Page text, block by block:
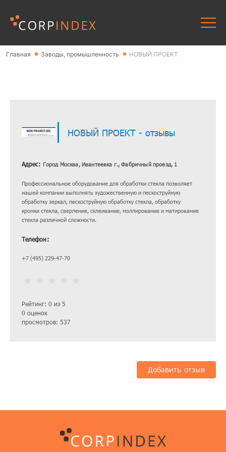
Главная Заводы, промышленность НОВЫЙ ПРОЕКТ
НОВЫЙ ПРОЕКТ - отзывы
Адрес: Город Москва, Ивантеевка г., Фабричный проезд, 1
Профессиональное оборудование для обработки стекла позволяет
нашей компании выполнять художественную и пескоструйную
обработку зеркал, пескоструйную обработку стекла, обработку
кромки стекла, сверление, склеивание, моллирование и матирование
стекла различной сложности.
Рейтинг: 0 из 5
0 оценок
просмотров: 537
Телефон:
+7 (495) 229-47-70
Добавить отзыв